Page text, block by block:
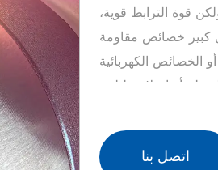
قوة الترابط قوية،
كبير خصائص مقاومة
الخصائص الكهربائية
أو إصلاحه لتلبية
تتميز الكسوة
الجيد من الطلاء
اتصل بنا